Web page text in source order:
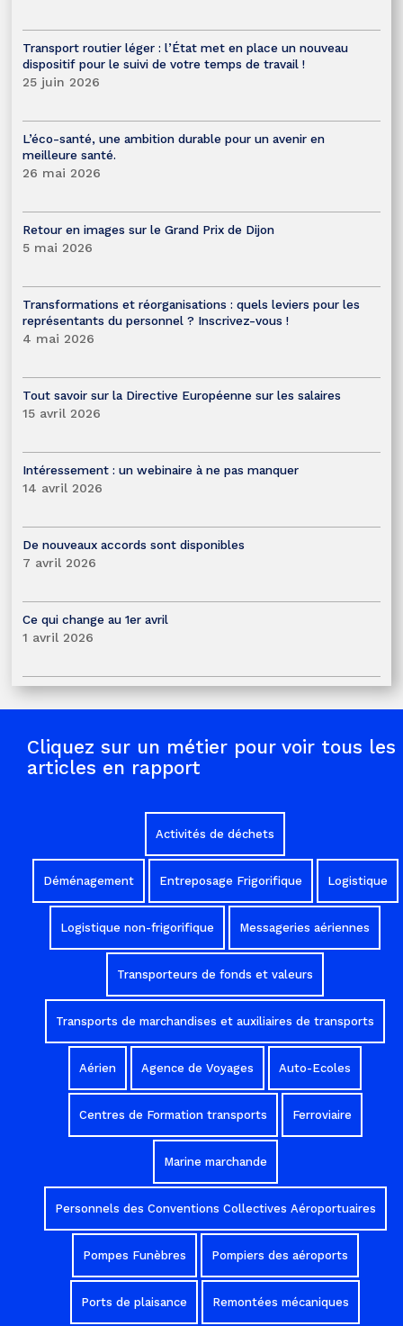
Transport routier léger : l’État met en place un nouveau
dispositif pour le suivi de votre temps de travail !
25 juin 2026
L’éco-santé, une ambition durable pour un avenir en
meilleure santé.
26 mai 2026
Retour en images sur le Grand Prix de Dijon
5 mai 2026
Transformations et réorganisations : quels leviers pour les
représentants du personnel ? Inscrivez-vous !
4 mai 2026
Tout savoir sur la Directive Européenne sur les salaires
15 avril 2026
Intéressement : un webinaire à ne pas manquer
14 avril 2026
De nouveaux accords sont disponibles
7 avril 2026
Ce qui change au 1er avril
1 avril 2026
Cliquez sur un métier pour voir tous les
articles en rapport
Activités de déchets
Déménagement Entreposage Frigorifique Logistique
Logistique non-frigorifique Messageries aériennes
Transporteurs de fonds et valeurs
Transports de marchandises et auxiliaires de transports
Aérien Agence de Voyages Auto-Ecoles
Centres de Formation transports Ferroviaire
Marine marchande
Personnels des Conventions Collectives Aéroportuaires
Pompes Funèbres Pompiers des aéroports
Ports de plaisance Remontées mécaniques